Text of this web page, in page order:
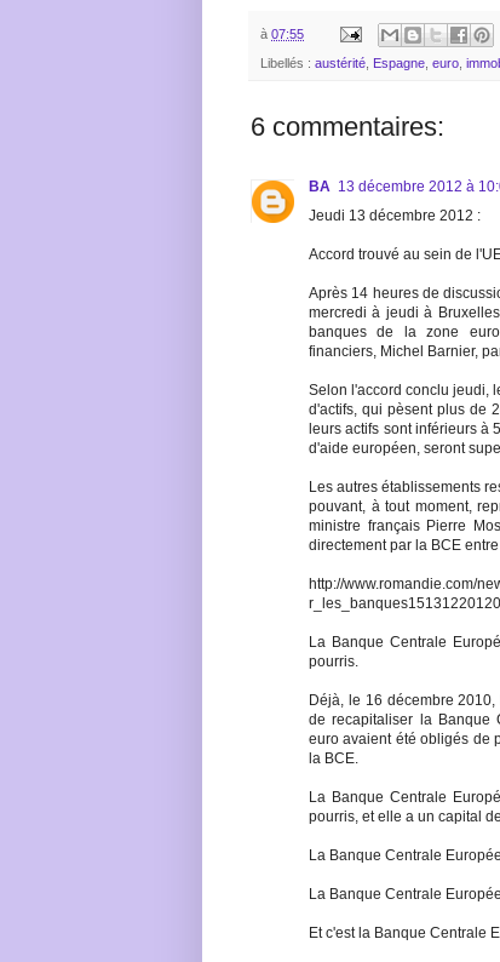
à 07:55
Libellés : austérité Espagne euro
6 commentaires:
BA 13 décembre 2012 à
Jeudi 13 décembre 2012 :
Accord trouvé au sein de
Après 14 heures de
mercredi à jeudi à
banques de la zone
financiers, Michel Barnier,
Selon l'accord conclu jeudi,
d'actifs, qui pèsent plus de
leurs actifs sont inférieurs à
d'aide européen, seront
Les autres établissements
pouvant, à tout moment,
ministre français Pierre
directement par la BCE
http://www.romandie.com/
La Banque Centrale
pourris.
Déjà, le 16 décembre
de recapitaliser la Banque
euro avaient été obligés de
la BCE.
La Banque Centrale
pourris, et elle a un capital
La Banque Centrale
La Banque Centrale
Et c'est la Banque Centrale